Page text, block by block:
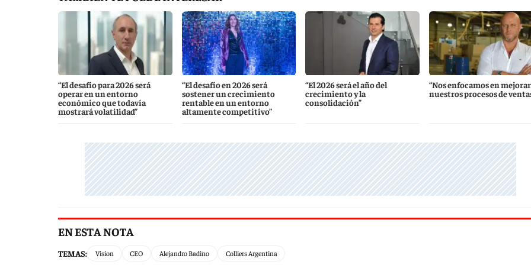
“El desafío para 2026 será
operar en un entorno
económico que todavía
mostrará volatilidad”
“El desafío en 2026 será
sostener un crecimiento
rentable en un entorno
altamente competitivo”
“El 2026 será el año del
crecimiento y la
consolidación”
“Nos enfocamos en mejorar
nuestros procesos de
EN ESTA NOTA
TEMAS: Vision CEO Alejandro Badino Colliers Argentina